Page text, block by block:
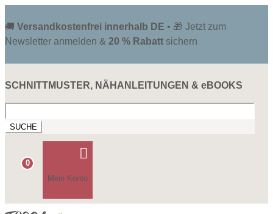
🚚 Versandkostenfrei innerhalb DE • 🎁 Jetzt zum
Newsletter anmelden & 20 % Rabatt sichern
SCHNITTMUSTER, NÄHANLEITUNGEN & eBOOKS
nach:
0

Mein Konto